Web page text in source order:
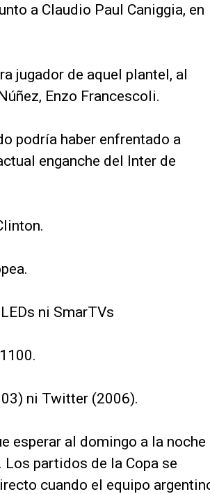
a Claudio Paul Caniggia, en
jugador de aquel plantel, al
Enzo Francescoli.
podría haber enfrentado a
enganche del Inter de
ni SmarTVs
ni Twitter (2006).
esperar al domingo a la noche
partidos de la Copa se
cuando el equipo